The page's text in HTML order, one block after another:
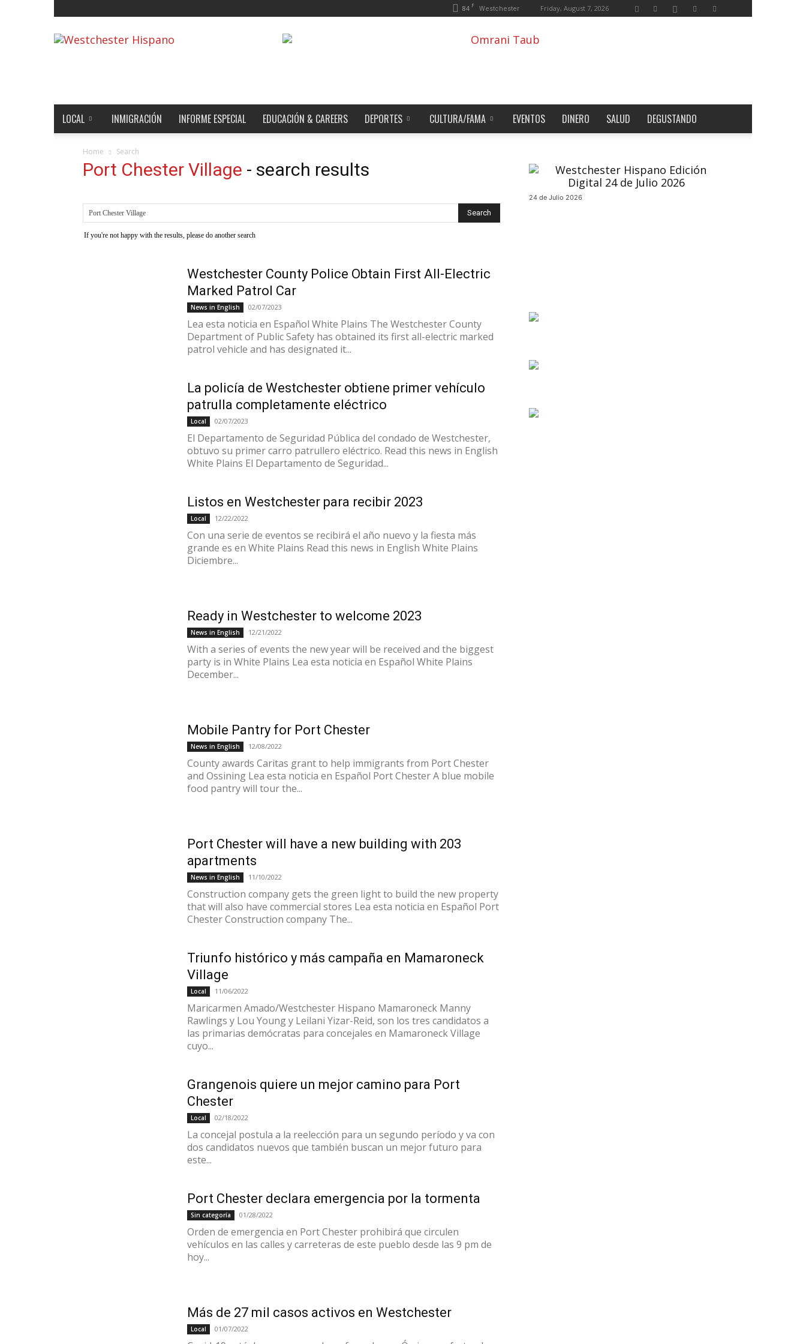
84 F Westchester Friday, August 7, 2026
Noticias
y
el
Mundo
LOCAL INMIGRACIÓN INFORME ESPECIAL EDUCACIÓN & CAREERS DEPORTES CULTURA/FAMA EVENTOS DINERO SALUD DEGUSTANDO
Home Search
Port Chester Village - search results
If you're not happy with the results, please do another search
Westchester County Police Obtain First All-Electric
Marked Patrol Car
News in English 02/07/2023
Lea esta noticia en Español White Plains The Westchester County
Department of Public Safety has obtained its first all-electric marked
patrol vehicle and has designated it...
La policía de Westchester obtiene primer vehículo
patrulla completamente eléctrico
Local 02/07/2023
El Departamento de Seguridad Pública del condado de Westchester,
obtuvo su primer carro patrullero eléctrico. Read this news in English
White Plains El Departamento de Seguridad...
Listos en Westchester para recibir 2023
Local 12/22/2022
Con una serie de eventos se recibirá el año nuevo y la fiesta más
grande es en White Plains Read this news in English White Plains
Diciembre...
Ready in Westchester to welcome 2023
News in English 12/21/2022
With a series of events the new year will be received and the biggest
party is in White Plains Lea esta noticia en Español White Plains
December...
Mobile Pantry for Port Chester
News in English 12/08/2022
County awards Caritas grant to help immigrants from Port Chester
and Ossining Lea esta noticia en Español Port Chester A blue mobile
food pantry will tour the...
Port Chester will have a new building with 203
apartments
News in English 11/10/2022
Construction company gets the green light to build the new property
that will also have commercial stores Lea esta noticia en Español Port
Chester Construction company The...
Triunfo histórico y más campaña en Mamaroneck
Village
Local 11/06/2022
Maricarmen Amado/Westchester Hispano Mamaroneck Manny
Rawlings y Lou Young y Leilani Yizar-Reid, son los tres candidatos a
las primarias demócratas para concejales en Mamaroneck Village
cuyo...
Grangenois quiere un mejor camino para Port
Chester
Local 02/18/2022
La concejal postula a la reelección para un segundo período y va con
dos candidatos nuevos que también buscan un mejor futuro para
este...
Port Chester declara emergencia por la tormenta
Sin categoría 01/28/2022
Orden de emergencia en Port Chester prohibirá que circulen
vehículos en las calles y carreteras de este pueblo desde las 9 pm de
hoy...
Más de 27 mil casos activos en Westchester
Local 01/07/2022
24 de Julio 2026